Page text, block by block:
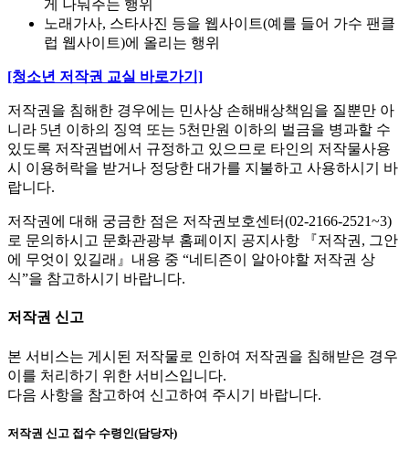
게 나눠주는 행위
노래가사, 스타사진 등을 웹사이트(예를 들어 가수 팬클
럽 웹사이트)에 올리는 행위
[청소년 저작권 교실 바로가기]
저작권을 침해한 경우에는 민사상 손해배상책임을 질뿐만 아
니라 5년 이하의 징역 또는 5천만원 이하의 벌금을 병과할 수
있도록 저작권법에서 규정하고 있으므로 타인의 저작물사용
시 이용허락을 받거나 정당한 대가를 지불하고 사용하시기 바
랍니다.
저작권에 대해 궁금한 점은 저작권보호센터(02-2166-2521~3)
로 문의하시고 문화관광부 홈페이지 공지사항 『저작권, 그안
에 무엇이 있길래』내용 중 “네티즌이 알아야할 저작권 상
식”을 참고하시기 바랍니다.
저작권 신고
본 서비스는 게시된 저작물로 인하여 저작권을 침해받은 경우
이를 처리하기 위한 서비스입니다.
다음 사항을 참고하여 신고하여 주시기 바랍니다.
저작권 신고 접수 수령인(담당자)